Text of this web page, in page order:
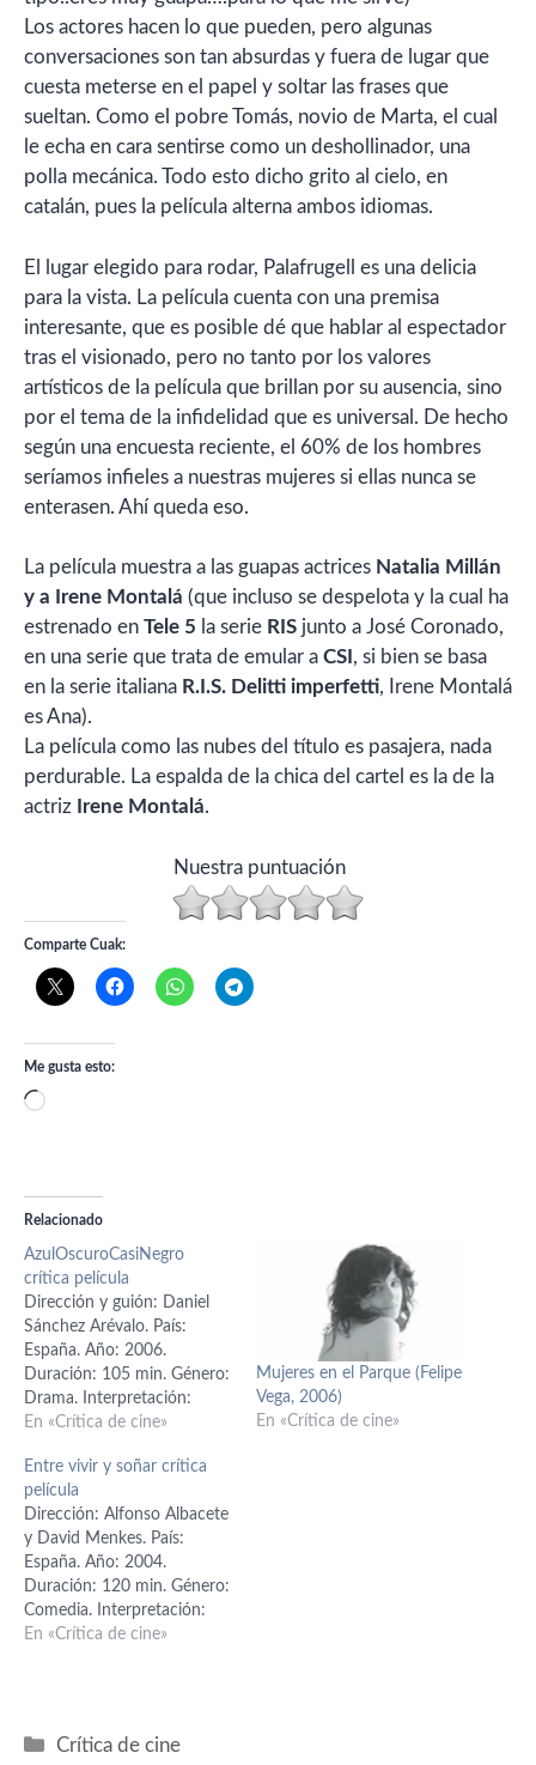
Los actores hacen lo que pueden, pero algunas
conversaciones son tan absurdas y fuera de lugar que
cuesta meterse en el papel y soltar las frases que
sueltan. Como el pobre Tomás, novio de Marta, el cual
le echa en cara sentirse como un deshollinador, una
polla mecánica. Todo esto dicho grito al cielo, en
catalán, pues la película alterna ambos idiomas.
El lugar elegido para rodar, Palafrugell es una delicia
para la vista. La película cuenta con una premisa
interesante, que es posible dé que hablar al espectador
tras el visionado, pero no tanto por los valores
artísticos de la película que brillan por su ausencia, sino
por el tema de la infidelidad que es universal. De hecho
según una encuesta reciente, el 60% de los hombres
seríamos infieles a nuestras mujeres si ellas nunca se
enterasen. Ahí queda eso.
La película muestra a las guapas actrices Natalia Millán
y a Irene Montalá (que incluso se despelota y la cual ha
estrenado en Tele 5 la serie RIS junto a José Coronado,
en una serie que trata de emular a CSI , si bien se basa
en la serie italiana R.I.S. Delitti imperfetti, Irene Montalá
es Ana).
La película como las nubes del título es pasajera, nada
perdurable. La espalda de la chica del cartel es la de la
actriz Irene Montalá.
Nuestra puntuación
Comparte Cuak:
Me gusta esto:
Cargando...
Relacionado
AzulOscuroCasiNegro
crítica película
Dirección y guión: Daniel
Sánchez Arévalo. País:
España. Año: 2006.
Duración: 105 min. Género:
Drama. Interpretación:
Quim Gutiérrez (Jorge),
Arévalo (Israel), Antonio de
la Torre (Antonio), Héctor
Colomé (Andrés), Eva
Pallarés (Natalia), Manuel
Morón (Fernando), Ana
Wagener (Ana), Roberto
Enríquez (Roberto).
Producción ejecutiva: José
En «Crítica de cine»
Mujeres en el Parque (Felipe
Vega, 2006)
En «Crítica de cine»
Entre vivir y soñar crítica
película
Dirección: Alfonso Albacete
y David Menkes. País:
España. Año: 2004.
Duración: 120 min. Género:
Comedia. Interpretación:
Carmen Maura (Ana), Alex
adolescente), Soledad
En «Crítica de cine»
Categorías
Crítica de cine